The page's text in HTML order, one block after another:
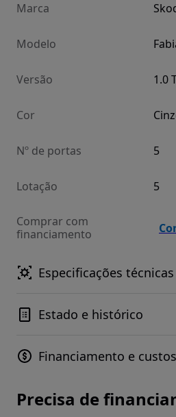
Marca
Modelo
Versão 1.0
Cor
Nº de portas 5
Lotação 5
Comprar com
financiamento
Especificações técnicas
Estado e histórico
Financiamento e custos
Precisa de